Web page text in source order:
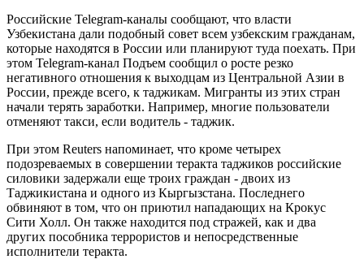
Российские Telegram-каналы сообщают, что власти
Узбекистана дали подобный совет всем узбекским гражданам,
которые находятся в России или планируют туда поехать. При
этом Telegram-канал Подъем сообщил о росте резко
негативного отношения к выходцам из Центральной Азии в
России, прежде всего, к таджикам. Мигранты из этих стран
начали терять заработки. Например, многие пользователи
отменяют такси, если водитель - таджик.
При этом Reuters напоминает, что кроме четырех
подозреваемых в совершении теракта таджиков российские
силовики задержали еще троих граждан - двоих из
Таджикистана и одного из Кыргызстана. Последнего
обвиняют в том, что он приютил нападающих на Крокус
Сити Холл. Он также находится под стражей, как и два
других пособника террористов и непосредственные
исполнители теракта.